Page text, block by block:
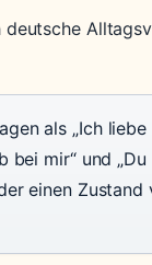
als „Ich liebe
bei mir“ und
einen Zustand